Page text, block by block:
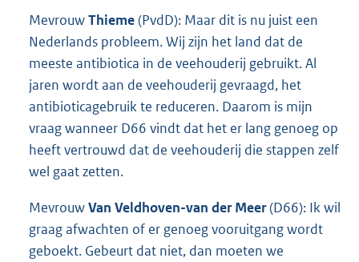
MevrouwThieme(PvdD): Maar dit is nu juist een
Nederlands probleem. Wij zijn het land dat de
meeste antibiotica in de veehouderij gebruikt. Al
jaren wordt aan de veehouderij gevraagd, het
antibioticagebruik te reduceren. Daarom is mijn
vraag wanneer D66 vindt dat het er lang genoeg op
heeft vertrouwd dat de veehouderij die stappen zelf
wel gaat zetten.
MevrouwVan Veldhoven-van der Meer(D66): Ik wil
graag afwachten of er genoeg vooruitgang wordt
geboekt. Gebeurt dat niet, dan moeten we